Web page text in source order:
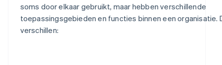
soms door elkaar gebruikt, maar hebben verschillende
toepassingsgebieden en functies binnen een organisatie.
verschillen: